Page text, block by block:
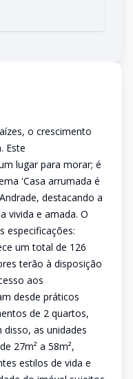
o crescimento
Este
lugar para morar; é
'Casa arrumada é
destacando a
vivida e amada. O
especificações:
um total de 126
terão à disposição
aos
desde práticos
de 2 quartos,
as unidades
27m² a 58m²,
estilos de vida e